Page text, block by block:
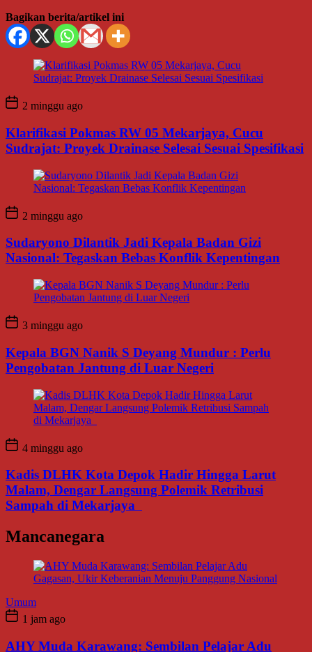
Bagikan berita/artikel ini
2 minggu ago
Klarifikasi Pokmas RW 05 Mekarjaya, Cucu
Sudrajat: Proyek Drainase Selesai Sesuai Spesifikasi
2 minggu ago
Sudaryono Dilantik Jadi Kepala Badan Gizi
Nasional: Tegaskan Bebas Konflik Kepentingan
3 minggu ago
Kepala BGN Nanik S Deyang Mundur : Perlu
Pengobatan Jantung di Luar Negeri
4 minggu ago
Kadis DLHK Kota Depok Hadir Hingga Larut
Malam, Dengar Langsung Polemik Retribusi
Sampah di Mekarjaya
Mancanegara
Umum
1 jam ago
AHY Muda Karawang: Sembilan Pelajar Adu